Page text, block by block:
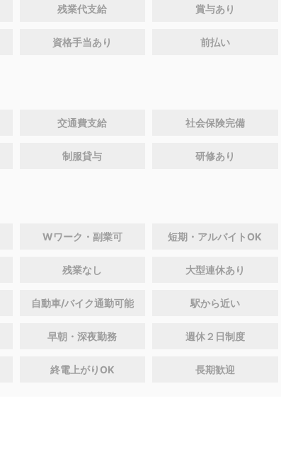
残業代支給 賞与あり
資格手当あり 前払い
交通費支給 社会保険完備
制服貸与 研修あり
Wワーク・副業可 短期・アルバイトOK
残業なし 大型連休あり
自動車/バイク通勤可能 駅から近い
早朝・深夜勤務 週休２日制度
終電上がりOK 長期歓迎